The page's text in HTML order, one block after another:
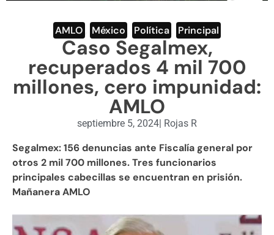
ENGLISH SECTION
VIDEOS
AMLO México Política Principal
Caso Segalmex,
recuperados 4 mil 700
millones, cero impunidad:
AMLO
septiembre 5, 2024| Rojas R
Segalmex: 156 denuncias ante Fiscalía general por
otros 2 mil 700 millones. Tres funcionarios
principales cabecillas se encuentran en prisión.
Mañanera AMLO